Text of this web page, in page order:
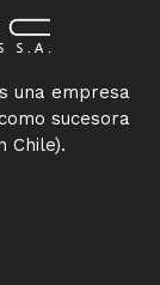
una empresa
sucesora
Chile).